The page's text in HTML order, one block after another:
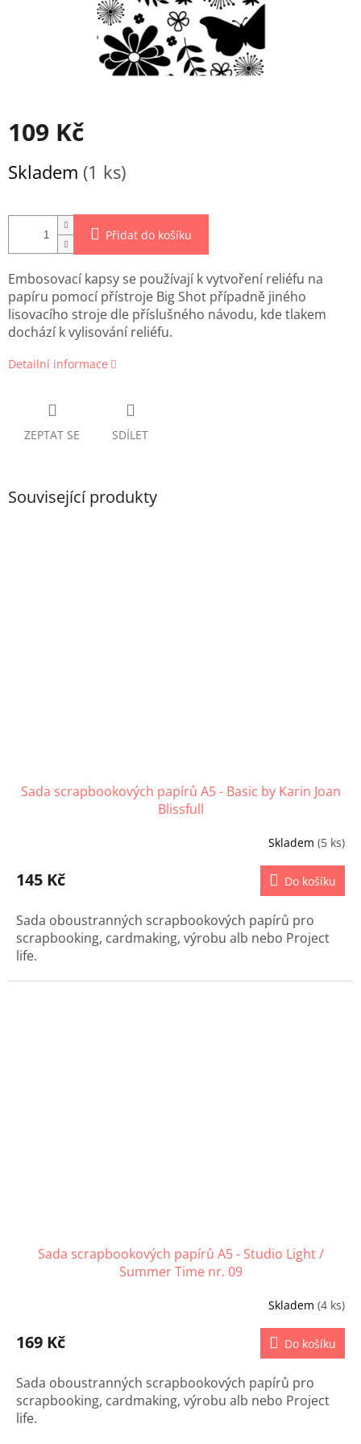
109 Kč
cena:
Skladem (1 ks)
Přidat do košíku
Embosovací kapsy se používají k vytvoření reliéfu na
papíru pomocí přístroje Big Shot případně jiného
lisovacího stroje dle příslušného návodu, kde tlakem
dochází k vylisování reliéfu.
Detailní informace
ZEPTAT SE SDÍLET
Související produkty
Sada scrapbookových papírů A5 - Basic by Karin Joan
Blissfull
Skladem (5 ks)
145 Kč Do košíku
Sada oboustranných scrapbookových papírů pro
scrapbooking, cardmaking, výrobu alb nebo Project
life.
Sada scrapbookových papírů A5 - Studio Light /
Summer Time nr. 09
Skladem (4 ks)
169 Kč Do košíku
Sada oboustranných scrapbookových papírů pro
scrapbooking, cardmaking, výrobu alb nebo Project
life.